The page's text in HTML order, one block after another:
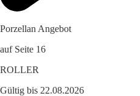
Porzellan Angebot
auf Seite 16
ROLLER
Gültig bis 22.08.2026